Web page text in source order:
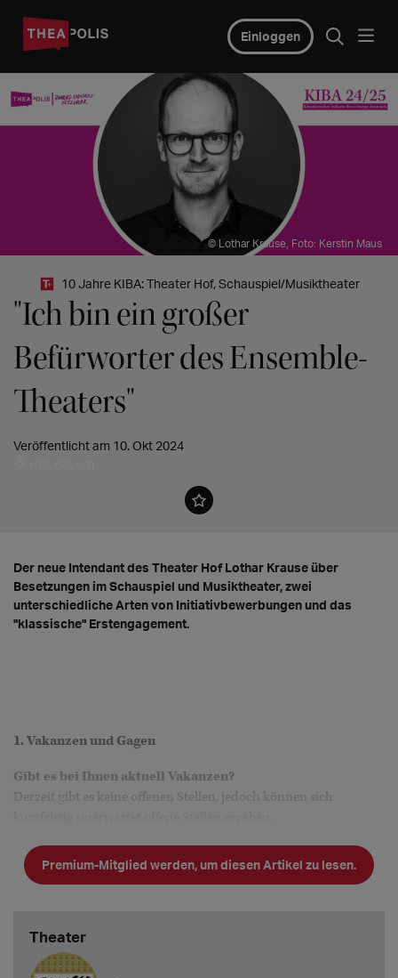
Einloggen
© Lothar Krause, Foto: Kerstin Maus
10 Jahre KIBA: Theater Hof, Schauspiel/Musiktheater
"Ich bin ein großer
Befürworter des Ensemble-
Theaters"
Veröffentlicht am 10. Okt 2024
Der neue Intendant des Theater Hof Lothar Krause über
Besetzungen im Schauspiel und Musiktheater, zwei
unterschiedliche Arten von Initiativbewerbungen und das
"klassische" Erstengagement.
1. Vakanzen und Gagen
Gibt es bei Ihnen aktuell Vakanzen?
Derzeit gibt es keine offenen Stellen, jedoch können sich
Welche Mindestgage bieten Sie Berufsanfänger*innen an?
Ist die verhandelbar?
Welche Gast-Gage bieten Sie mindestens an?
Das hängt stets von den Erfahrungen ab, die jemand
Premium-Mitglied werden, um diesen Artikel zu lesen.
Theater